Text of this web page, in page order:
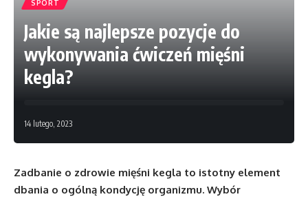
SPORT
Jakie są najlepsze pozycje do
wykonywania ćwiczeń mięśni
kegla?
14 lutego, 2023
Zadbanie o zdrowie mięśni kegla to istotny element
dbania o ogólną kondycję organizmu. Wybór